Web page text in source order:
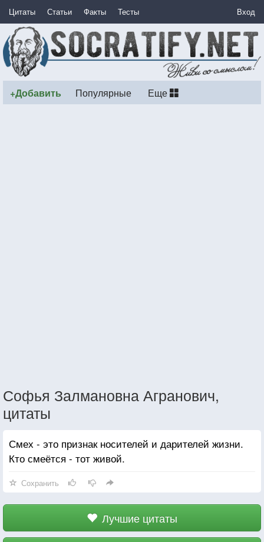
Цитаты Статьи Факты Тесты Вход
+Добавить Популярные Еще
Софья Залмановна Агранович,
цитаты
Смех - это признак носителей и дарителей жизни.
Кто смеётся - тот живой.
Сохранить
Лучшие цитаты